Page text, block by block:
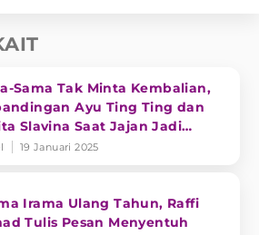
Sama Tak Minta Kembalian,
Ayu Ting Ting dan
Slavina Saat Jajan Jadi
19 Januari 2025
Irama Ulang Tahun, Raffi
Tulis Pesan Menyentuh